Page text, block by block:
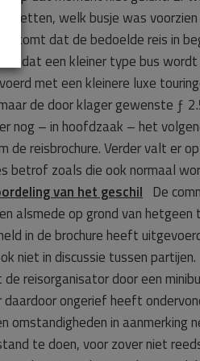
zetten, welk busje was voorzien
komt dat de bedoelde reis in
dat een kleiner type bus
met een kleinere luxe
de door klager gewenste ƒ
nog – in hoofdzaak – het
reisbrochure. Verder valt er
betrof zoals die ook normaal
van het geschil De
alsmede op grond van
in de brochure heeft
niet in discussie tussen
reisorganisator door een
ongerief heeft
omstandigheden in aanmerking
te doen, voor zover niet